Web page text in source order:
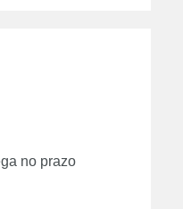
no prazo